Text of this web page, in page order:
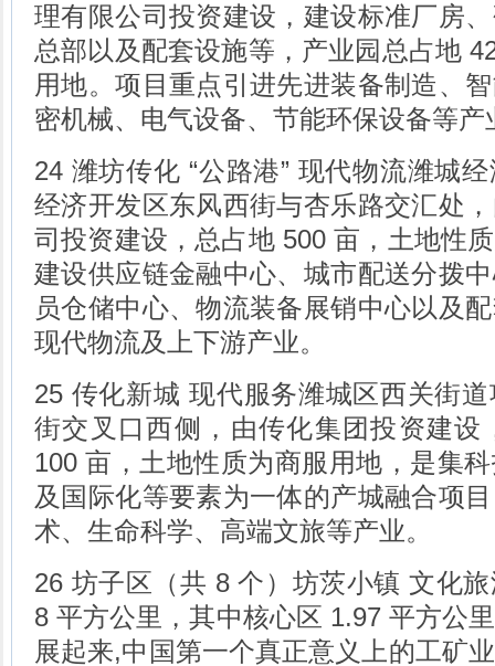
理有限公司投资建设，建设标准厂房
总部以及配套设施等，产业园总占地
用地。项目重点引进先进装备制造、
密机械、电气设备、节能环保设备等产
24 潍坊传化 “公路港” 现代物流潍城
经济开发区东风西街与杏乐路交汇处
司投资建设，总占地 500 亩，土地性
建设供应链金融中心、城市配送分拨
员仓储中心、物流装备展销中心以及
现代物流及上下游产业。
25 传化新城 现代服务潍城区西关街
街交叉口西侧，由传化集团投资建设
100 亩，土地性质为商服用地，是集
及国际化等要素为一体的产城融合项
术、生命科学、高端文旅等产业。
26 坊子区（共 8 个）坊茨小镇 文化
8 平方公里，其中核心区 1.97 平方公
展起来,中国第一个真正意义上的工矿